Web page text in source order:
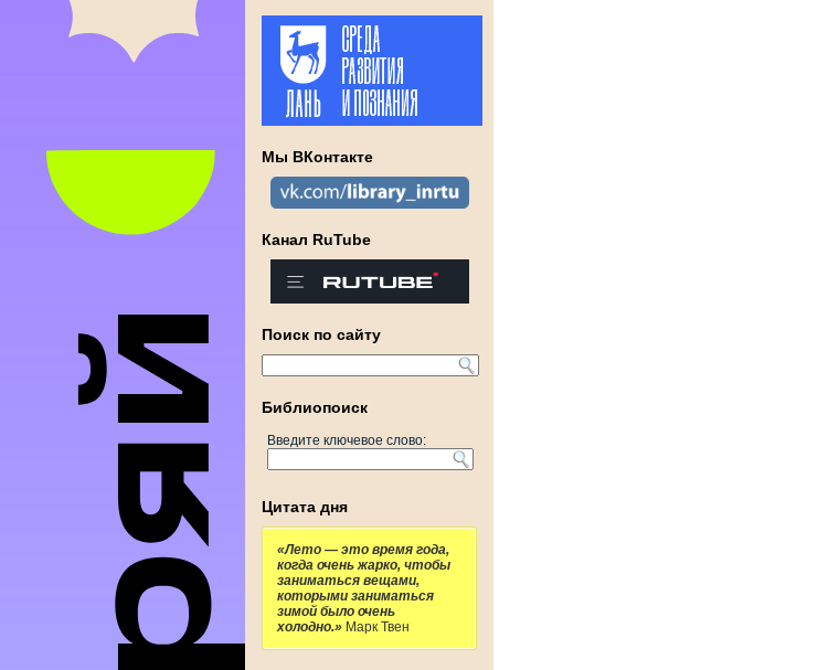
Мы ВКонтакте
Канал RuTube
Поиск по сайту
Библиопоиск
Введите ключевое слово:
Цитата дня
«Лето — это время года,
когда очень жарко, чтобы
заниматься вещами,
которыми заниматься
зимой было очень
холодно.» Марк Твен